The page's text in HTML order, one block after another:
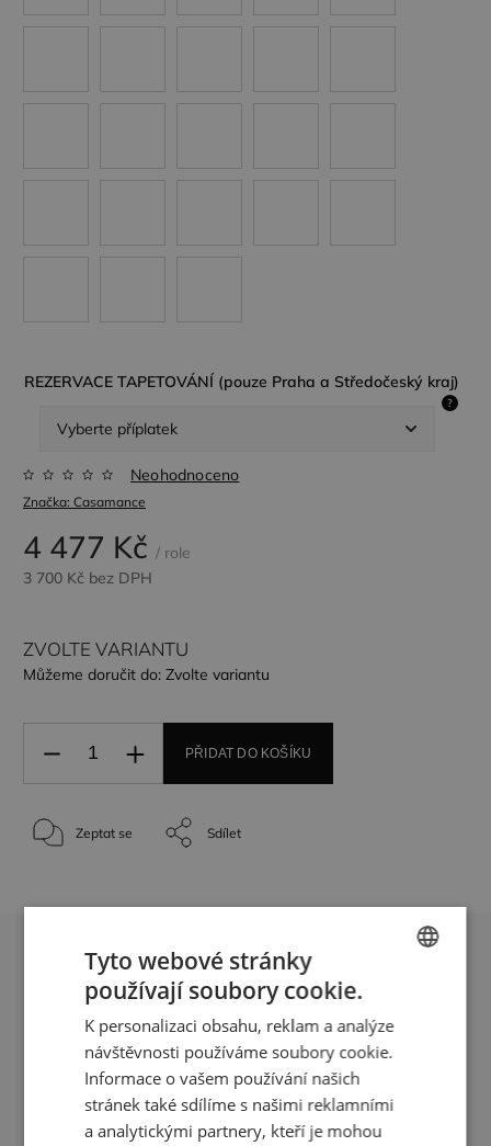
REZERVACE TAPETOVÁNÍ (pouze Praha a Středočeský kraj)
?
Značka: Casamance
Neohodnoceno
4 477 Kč / role
3 700 Kč bez DPH
ZVOLTE VARIANTU
Můžeme doručit do: Zvolte variantu
PŘIDAT DO KOŠÍKU
Zeptat se Sdílet
Používáme jedině kvalitní
designové materiály
U Viktorie 2919/1, Praha 3 (po
předchozí domluvě)
ENGLISH
Tyto webové stránky
používají soubory cookie.
K personalizaci obsahu, reklam a analýze
návštěvnosti používáme soubory cookie.
Informace o vašem používání našich
stránek také sdílíme s našimi reklamními
a analytickými partnery, kteří je mohou